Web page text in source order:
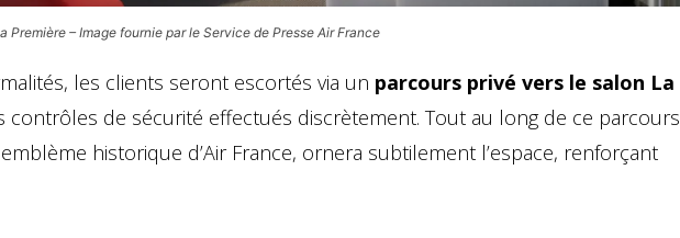
Première – Image fournie par le Service de Presse Air France
les clients seront escortés via un parcours privé vers le salon La
contrôles de sécurité effectués discrètement. Tout au long de ce parcours
historique d’Air France, ornera subtilement l’espace, renforçant